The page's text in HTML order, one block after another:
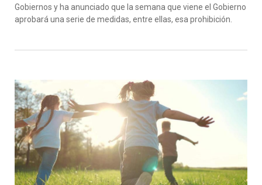
Gobiernos y ha anunciado que la semana que viene el Gobierno
aprobará una serie de medidas, entre ellas, esa prohibición.